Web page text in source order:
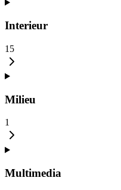
Interieur
15
Milieu
1
Multimedia